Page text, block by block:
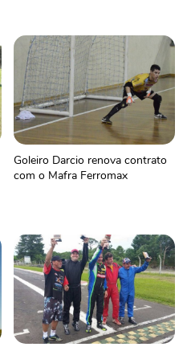
Goleiro Darcio renova contrato
com o Mafra Ferromax